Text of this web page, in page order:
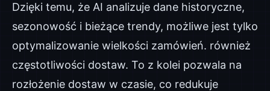
Dzięki temu, że AI analizuje dane historyczne,
sezonowość i bieżące trendy, możliwe jest tylko
optymalizowanie wielkości zamówień. również
częstotliwości dostaw. To z kolei pozwala na
rozłożenie dostaw w czasie, co redukuje